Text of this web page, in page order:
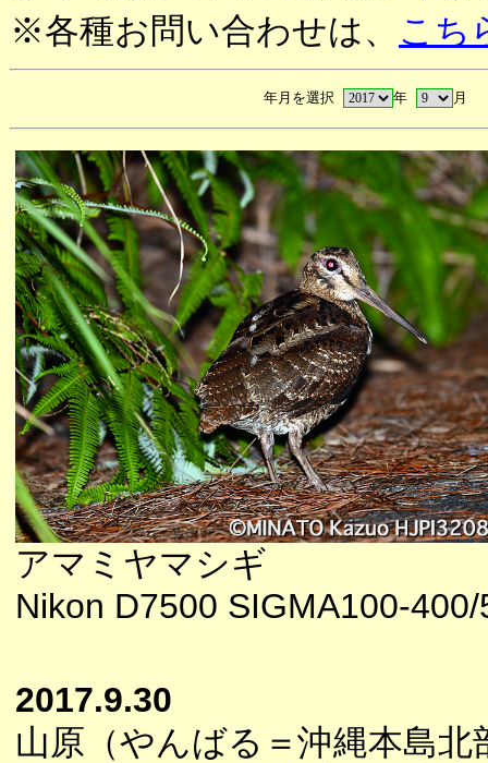
※各種お問い合わせは、 こち
年月を選択 年 月
アマミヤマシギ
Nikon D7500 SIGMA100-
2017.9.30
山原（やんばる＝沖縄本島